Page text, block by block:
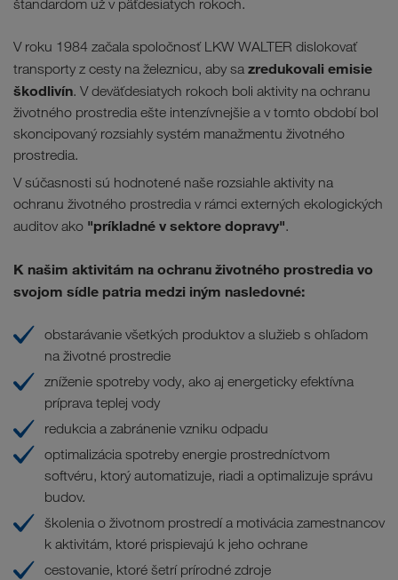
štandardom už v päťdesiatych rokoch.
V roku 1984 začala spoločnosť LKW WALTER dislokovať
transporty z cesty na železnicu, aby sa zredukovali emisie
škodlivín. V deväťdesiatych rokoch boli aktivity na ochranu
životného prostredia ešte intenzívnejšie a v tomto období bol
skoncipovaný rozsiahly systém manažmentu životného
prostredia.
V súčasnosti sú hodnotené naše rozsiahle aktivity na
ochranu životného prostredia v rámci externých ekologických
auditov ako "príkladné v sektore dopravy".
K našim aktivitám na ochranu životného prostredia vo
svojom sídle patria medzi iným nasledovné:
obstarávanie všetkých produktov a služieb s ohľadom
na životné prostredie
zníženie spotreby vody, ako aj energeticky efektívna
príprava teplej vody
redukcia a zabránenie vzniku odpadu
optimalizácia spotreby energie prostredníctvom
softvéru, ktorý automatizuje, riadi a optimalizuje správu
budov.
školenia o životnom prostredí a motivácia zamestnancov
k aktivitám, ktoré prispievajú k jeho ochrane
cestovanie, ktoré šetrí prírodné zdroje